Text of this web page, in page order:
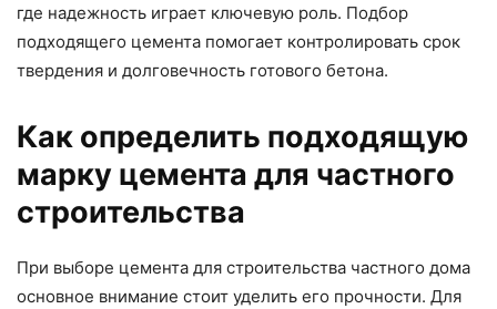
где надежность играет ключевую роль. Подбор
подходящего цемента помогает контролировать срок
твердения и долговечность готового бетона.
Как определить подходящую
марку цемента для частного
строительства
При выборе цемента для строительства частного дома
основное внимание стоит уделить его прочности. Для